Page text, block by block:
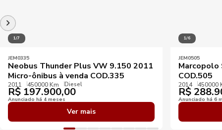
1/7
JEM0335
Neobus Thunder Plus VW 9.150 2011
Micro-ônibus à venda COD.335
2011 450000 Km Diesel
R$ 197.900,00
Anunciado há 4 meses
Ver mais
1/6
JEM0505
Marcopolo
COD.505
2014 450000
R$
Anunciado há 6